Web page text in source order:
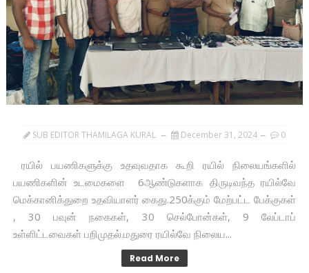
SUB EDITOR THAMILAGA KURAL December 31, 2024 0
ரயில் பயணிகளுக்கு உதவுவதாக கூறி ரயில் நிலையங்களில்
பயணிகளின் உடமைகளை 6ஆண்டுகளாக திருடிவந்த ரயில்வே
மெக்கானிக்துறை உதவியாளர் கைது.250க்கும் மேற்பட்ட பேக்குகள்
, 30 பவுன் நகைகள், 30 செல்போன்கள், 9 லேப்டாப்
உள்ளிட்டவைகள் பறிமுதல்.மதுரை ரயில்வே நிலைய...
Read More